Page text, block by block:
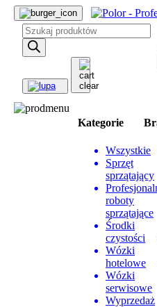
Wyszukiwarka
produktów
Kategorie
Wszystkie
Sprzęt
sprzątający
roboty
sprzątające
Środki
czystości
Wózki
hotelowe
Wózki
serwisowe
Wyprzedaż